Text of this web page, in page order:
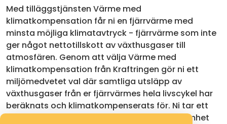
Med tilläggstjänsten Värme med
klimatkompensation får ni en fjärrvärme med
minsta möjliga klimatavtryck - fjärrvärme som inte
ger något nettotillskott av växthusgaser till
atmosfären. Genom att välja Värme med
klimatkompensation från Kraftringen gör ni ett
miljömedvetet val där samtliga utsläpp av
växthusgaser från er fjärrvärmes hela livscykel har
beräknats och klimatkompenserats för. Ni tar ett
tydligt steg på resan mot att göra er verksamhet